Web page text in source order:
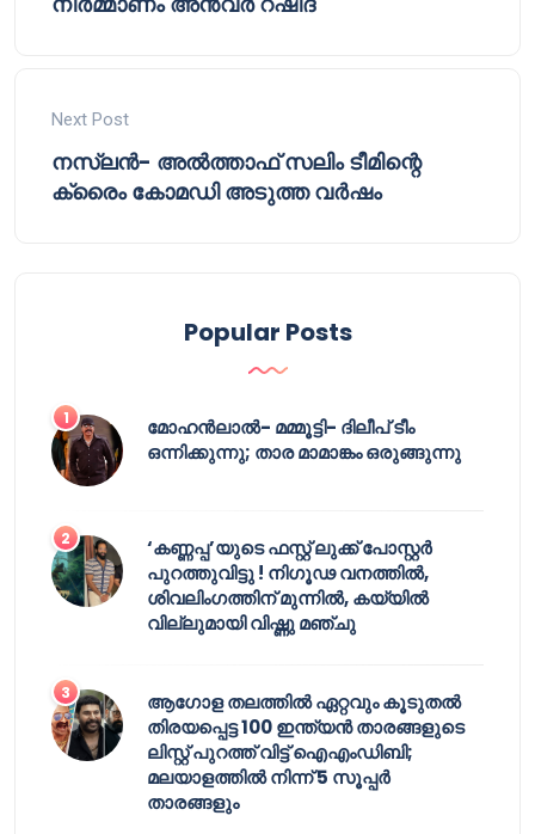
Next Post
നസ്‌ലൻ- അൽത്താഫ് സലിം ടീമിന്റെ
ക്രൈം കോമഡി അടുത്ത വർഷം
Popular Posts
മോഹൻലാൽ- മമ്മൂട്ടി- ദിലീപ് ടീം
ഒന്നിക്കുന്നു; താര മാമാങ്കം ഒരുങ്ങുന്നു
‘കണ്ണപ്പ’യുടെ ഫസ്റ്റ് ലുക്ക് പോസ്റ്റർ
പുറത്തുവിട്ടു ! നിഗൂഢ വനത്തിൽ,
ശിവലിംഗത്തിന് മുന്നിൽ, കയ്യിൽ
വില്ലുമായി വിഷ്ണു മഞ്ചു
ആഗോള തലത്തിൽ ഏറ്റവും കൂടുതൽ
തിരയപ്പെട്ട 100 ഇന്ത്യൻ താരങ്ങളുടെ
ലിസ്റ്റ് പുറത്ത് വിട്ട് ഐഎംഡിബി;
മലയാളത്തിൽ നിന്ന് 5 സൂപ്പർ
താരങ്ങളും